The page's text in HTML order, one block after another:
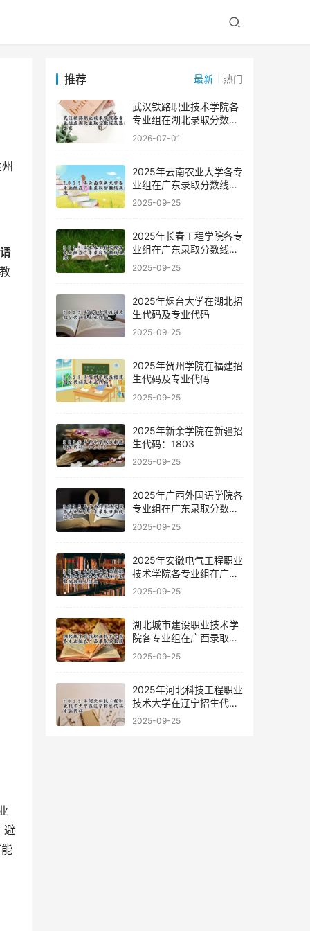
请
避
推荐 最新 热门
武汉铁路职业技术学院各
专业组在湖北录取分数线
及选科要求
2026-07-01
2025年云南农业大学各专
业组在广东录取分数线及
位次
2025-09-25
2025年长春工程学院各专
业组在广东录取分数线及
位次
2025-09-25
2025年烟台大学在湖北招
生代码及专业代码
2025-09-25
2025年贺州学院在福建招
生代码及专业代码
2025-09-25
2025年新余学院在新疆招
生代码：1803
2025-09-25
2025年广西外国语学院各
专业组在广东录取分数线
及位次
2025-09-25
2025年安徽电气工程职业
技术学院各专业组在广东
录取分数线及位次
2025-09-25
湖北城市建设职业技术学
院各专业组在广西录取分
数线
2025-09-25
2025年河北科技工程职业
技术大学在辽宁招生代码
及专业代码
2025-09-25